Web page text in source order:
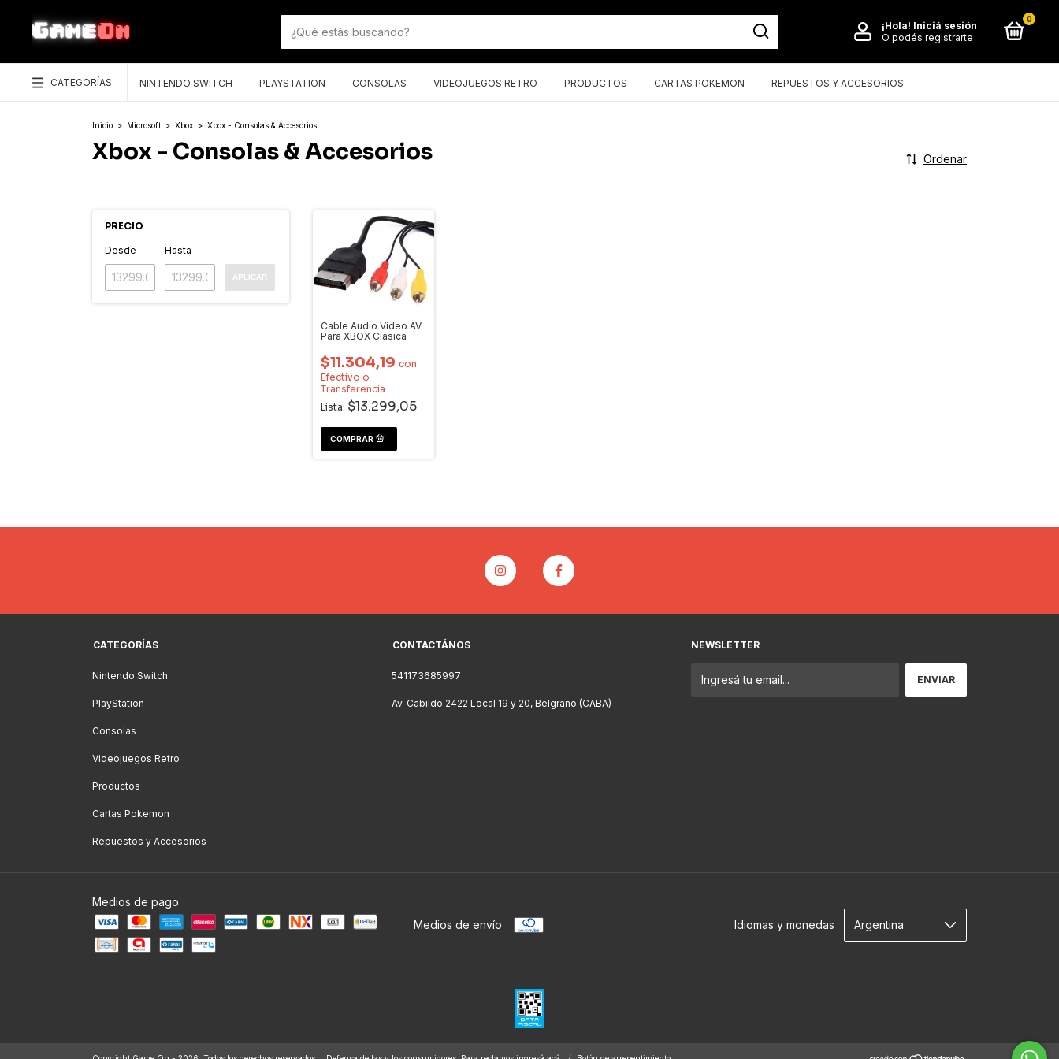
¡Hola! Iniciá sesión
O podés registrarte
0
CATEGORÍAS NINTENDO SWITCH PLAYSTATION CONSOLAS VIDEOJUEGOS RETRO PRODUCTOS CARTAS POKEMON REPUESTOS Y ACCESORIOS
Inicio > Microsoft > Xbox > Xbox - Consolas & Accesorios
Xbox - Consolas & Accesorios Ordenar
PRECIO
Desde Hasta
APLICAR
Cable Audio Video AV
Para XBOX Clasica
$11.304,19 con
Efectivo o
Transferencia
Lista: $13.299,05
CATEGORÍAS
Nintendo Switch
PlayStation
Consolas
Videojuegos Retro
Productos
Cartas Pokemon
Repuestos y Accesorios
CONTACTÁNOS
541173685997
Av. Cabildo 2422 Local 19 y 20, Belgrano (CABA)
NEWSLETTER
Medios de pago
Medios de envío
Idiomas y monedas